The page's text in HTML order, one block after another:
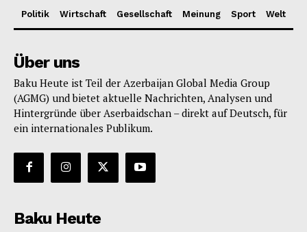
Politik Wirtschaft Gesellschaft Meinung Sport Welt
Über uns
Baku Heute ist Teil der Azerbaijan Global Media Group
(AGMG) und bietet aktuelle Nachrichten, Analysen und
Hintergründe über Aserbaidschan – direkt auf Deutsch, für
ein internationales Publikum.
Baku Heute